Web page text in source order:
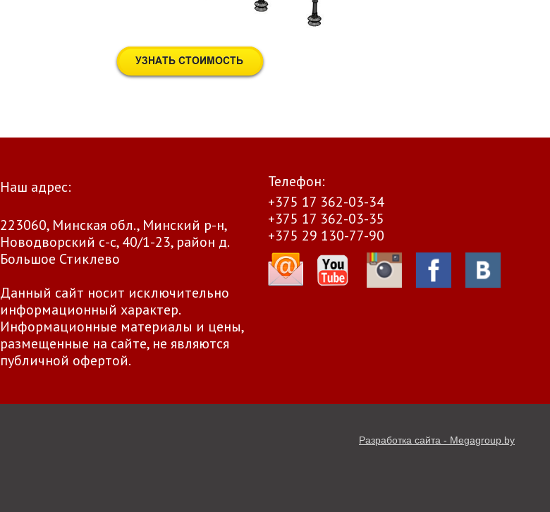
Наш адрес:
223060, Минская обл., Минский р-н,
Новодворский с-с, 40/1-23, район д.
Большое Стиклево
Данный сайт носит исключительно
информационный характер.
Информационные материалы и цены,
размещенные на сайте, не являются
публичной офертой.
Телефон:
+375 17 362-03-34
+375 17 362-03-35
+375 29 130-77-90
Разработка сайта - Megagroup.by